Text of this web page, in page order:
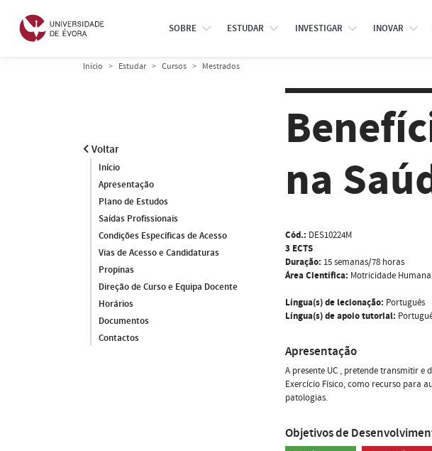
SOBRE ESTUDAR INVESTIGAR INOVAR
Início Estudar Cursos Mestrados
Voltar
Início
Apresentação
Plano de Estudos
Saídas Profissionais
Condições Específicas de Acesso
Vias de Acesso e Candidaturas
Propinas
Direção de Curso e Equipa Docente
Horários
Documentos
Contactos
na
Cód.: DES10224M
3 ECTS
Duração: 15 semanas/78 horas
Área Científica: Motricidade Humana
Língua(s) de lecionação: Português
Língua(s) de apoio tutorial:
Apresentação
A presente UC , pretende transmitir
Exercício Físico, como recurso para
patologias.
Objetivos de